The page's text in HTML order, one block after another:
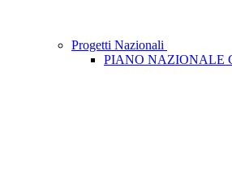
Progetti Nazionali
PIANO NAZIONALE